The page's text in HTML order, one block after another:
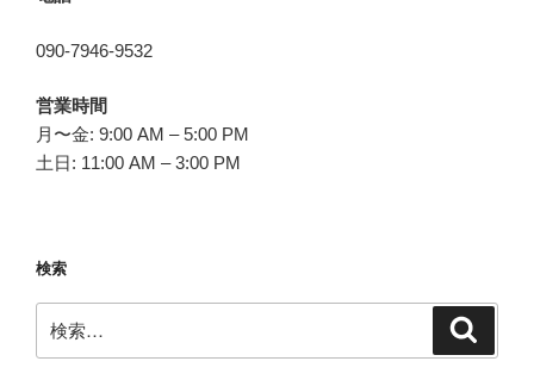
090-7946-9532
営業時間
月〜金: 9:00 AM – 5:00 PM
土日: 11:00 AM – 3:00 PM
検索
索: